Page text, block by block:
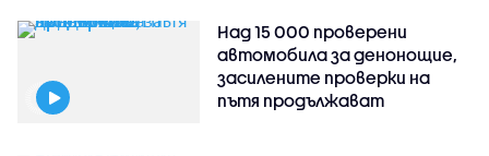
Над 15 000 проверени
автомобила за денонощие,
засилените проверки на
пътя продължават